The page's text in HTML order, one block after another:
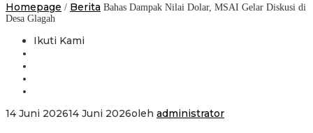
Homepage / Berita Bahas Dampak Nilai Dolar, MSAI Gelar Diskusi di
Desa Glagah
Ikuti Kami
14 Juni 202614 Juni 2026oleh administrator